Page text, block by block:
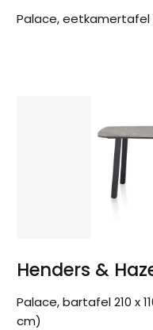
Palace, eetkamertafel
Henders &
Palace, bartafel 210 x
cm)